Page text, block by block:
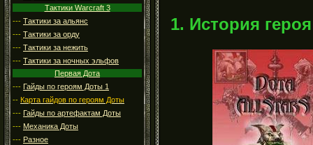
Тактики Warcraft 3
--- Тактики за альянс
--- Тактики за орду
--- Тактики за нежить
--- Тактики за ночных эльфов
Первая Дота
--- Гайды по героям Доты 1
-- Карта гайдов по героям Доты
--- Гайды по артефактам Доты
--- Механика Доты
--- Разное
1. История героя